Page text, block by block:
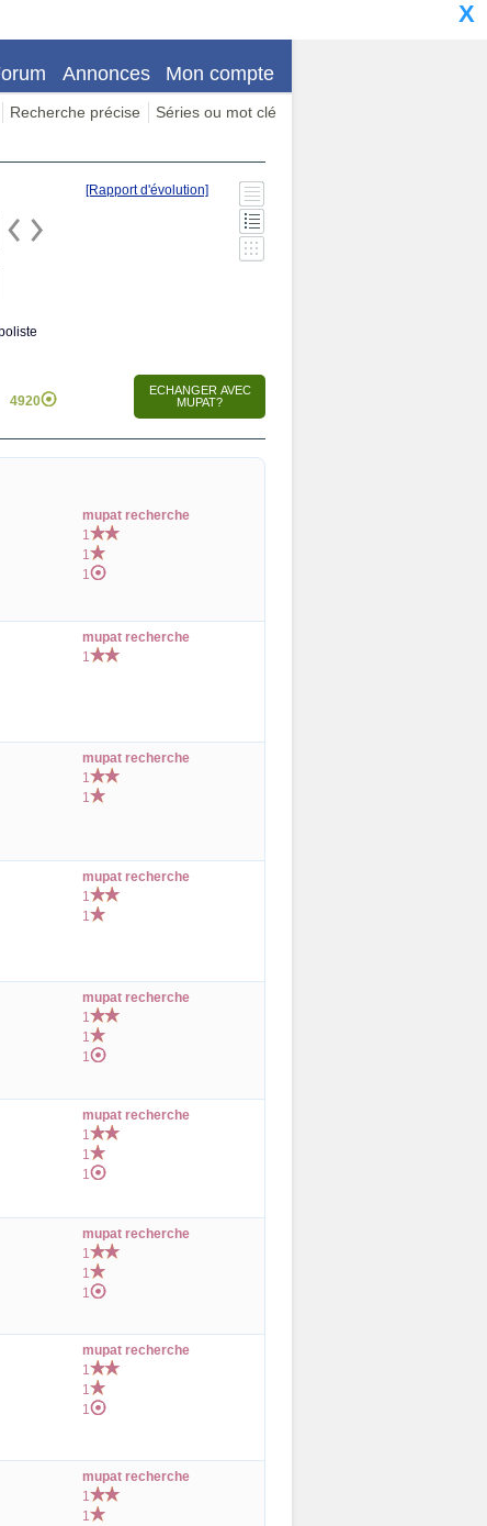
X
Annonces Mon compte
Recherche précise Séries ou mot clé
[Rapport d'évolution]
4920
mupat recherche
1
1
1
mupat recherche
1
mupat recherche
1
1
mupat recherche
1
1
mupat recherche
1
1
1
mupat recherche
1
1
1
mupat recherche
1
1
1
mupat recherche
1
1
1
mupat recherche
1
1